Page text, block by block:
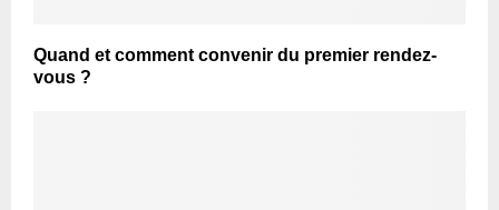
Quand et comment convenir du premier rendez-
vous ?